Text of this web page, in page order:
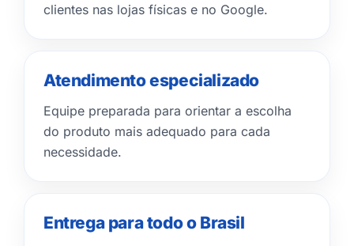
clientes nas lojas físicas e no Google.
Atendimento especializado
Equipe preparada para orientar a escolha
do produto mais adequado para cada
necessidade.
Entrega para todo o Brasil